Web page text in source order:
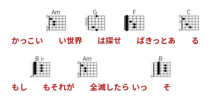
かっこい
Am
い世界
G
は探せ
F
ばきっ とあ
C
る
もし
B♭
もそれが
Am
全滅したら いっ
B
そ